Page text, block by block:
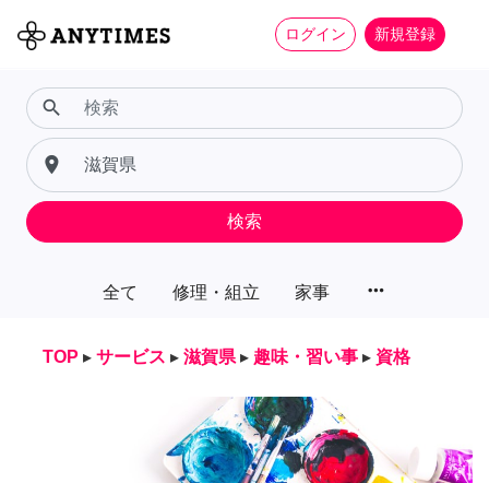
ログイン 新規登録
全て 修理・組立 家事 more_horiz
search
place
検索
TOP ▸ サービス ▸ 滋賀県 ▸ 趣味・習い事 ▸ 資格